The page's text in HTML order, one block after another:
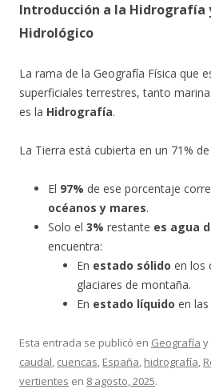
Introducción a la Hidrografía
Hidrológico
La rama de la Geografía Física que
superficiales terrestres, tanto
es la Hidrografía.
La Tierra está cubierta en un 71%
El 97% de ese porcentaje
océanos y mares.
Solo el 3% restante es agua
encuentra:
En estado sólido en los
glaciares de montaña.
En estado líquido en
Esta entrada se publicó en Geografía y
caudal, cuencas, España, hidrografía,
vertientes en 8 agosto, 2025.